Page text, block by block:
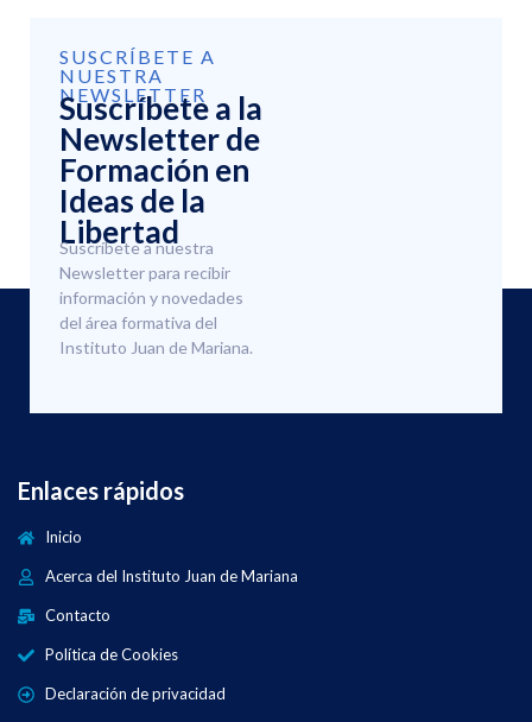
SUSCRÍBETE A
NUESTRA
NEWSLETTER
Suscríbete a la
Newsletter de
Formación en
Ideas de la
Libertad
Suscríbete a nuestra
Newsletter para recibir
información y novedades
del área formativa del
Instituto Juan de Mariana.
Enlaces rápidos
Inicio
Acerca del Instituto Juan de Mariana
Contacto
Política de Cookies
Declaración de privacidad